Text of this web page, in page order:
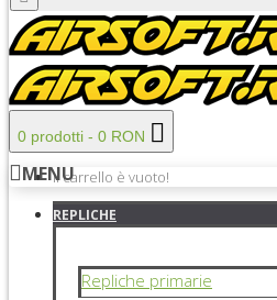
0 prodotti - 0 RON
Il carrello è vuoto!
MENU
REPLICHE
Repliche primarie